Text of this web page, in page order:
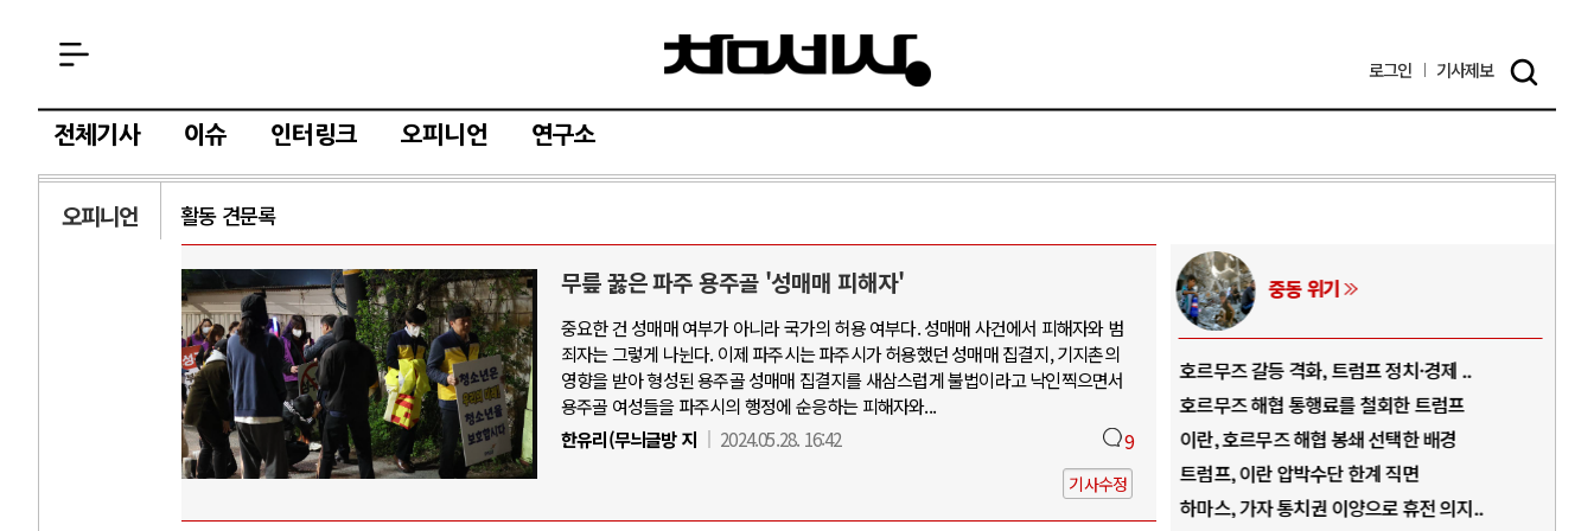
로그인 기사제보
전체기사 이슈 인터링크 오피니언 연구소
오피니언 활동 견문록
무릎 꿇은 파주 용주골 '성매매 피해자'
중요한 건 성매매 여부가 아니라 국가의 허용 여부다. 성매매 사건에서 피해자와 범
죄자는 그렇게 나뉜다. 이제 파주시는 파주시가 허용했던 성매매 집결지, 기지촌의
영향을 받아 형성된 용주골 성매매 집결지를 새삼스럽게 불법이라고 낙인찍으면서
용주골 여성들을 파주시의 행정에 순응하는 피해자와...
한유리(무늬글방 지
2024.05.28. 16:42 9
기사수정
AI와 인간
중국 AI, 저가 공세로 글로벌 토큰 시..
AI 국부펀드 구상 놓고 미국 진보진영 ..
AI 데이터센터 반대 투쟁은 새로운 글로..
AI의 숨은 환경 비용: 데이터센터 확산..
러시아-우크라이나 전쟁
전쟁의 추상화: 우크라이나, 대리전의 역..
EU·우크라이나 드론 협력 직후, 러시아..
나토, 우크라 군사지원 2027년까지 공..
우크라이나, 덴마크, 에스토니아, 네덜란..
러·우크라, 대규모 공습 주고받아…민간 ..
중동 위기
호르무즈 갈등 격화, 트럼프 정치·경제 ..
호르무즈 해협 통행료를 철회한 트럼프
이란, 호르무즈 해협 봉쇄 선택한 배경
트럼프, 이란 압박수단 한계 직면
하마스, 가자 통치권 이양으로 휴전 의지..